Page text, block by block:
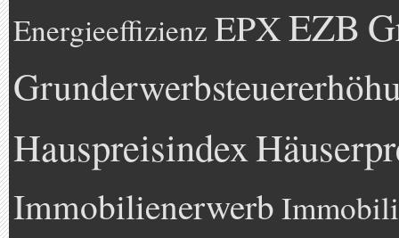
Energieeffizienz EPXEZB
Hauspreisindex
Immobilienerwerb